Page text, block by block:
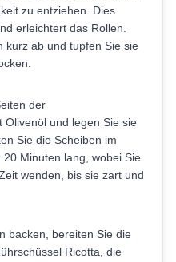
zu entziehen. Dies
erleichtert das Rollen.
kurz ab und tupfen Sie sie
der
Olivenöl und legen Sie sie
Sie die Scheiben im
Minuten lang, wobei Sie
wenden, bis sie zart und
backen, bereiten Sie die
Ricotta, die